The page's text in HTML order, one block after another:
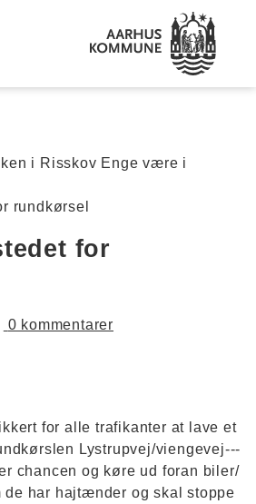
i Risskov Enge være i
rundkørsel
for
0 kommentarer
for alle trafikanter at lave et
Lystrupvej/viengevej---
chancen og køre ud foran biler/
de har hajtænder og skal stoppe